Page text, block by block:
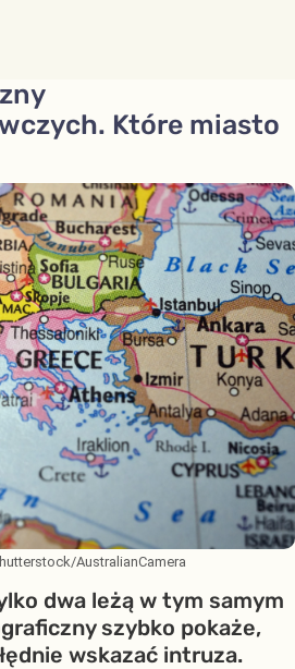
Które miasto
AustralianCamera
dwa leżą w tym samym
szybko pokaże,
wskazać intruza.